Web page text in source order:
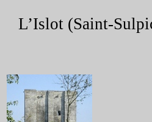
L’Islot (Saint-